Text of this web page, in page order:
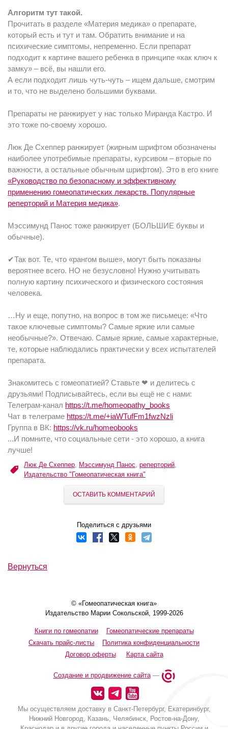
Алгоритм тут такой.
Прочитать в разделе «Материя медика» о препарате,
который есть и тут и там. Обратить внимание и на
психические симптомы, непременно. Если препарат
подходит к картине вашего ребенка в принципе «как ключ к
замку» – всё, вы нашли его.
А если подходит лишь чуть-чуть – ищем дальше, смотрим
и то, что не выделено большими буквами.
Препараты не ранжирует у нас только Миранда Кастро. И
это тоже по-своему хорошо.
Люк Де Схеппер ранжирует (жирным шрифтом обозначены
наиболее употребимые препараты, курсивом – вторые по
важности, а остальные обычным шрифтом). Это в его книге
«Руководство по безопасному и эффективному
применению гомеопатических лекарств. Популярные
реперторий и Материя медика».
Мэссимунд Панос тоже ранжирует (БОЛЬШИЕ буквы и
обычные).
✔Так вот. Те, что «рангом выше», могут быть показаны
вероятнее всего. НО не безусловно! Нужно учитывать
полную картину психического и физического состояния
человека.
…Ну и еще, попутно, на вопрос в том же письмеце: «Что
такое ключевые симптомы? Самые яркие или самые
необычные?». Отвечаю. Самые яркие, самые характерные,
те, которые наблюдались практически у всех испытателей
препарата.
Знакомитесь с гомеопатией? Ставьте ❤ и делитесь с
друзьями! Подписывайтесь, если вы ещё не с нами:
Телеграм-канал https://t.me/homeopathy_books
Чат в телеграме https://t.me/+iaWTufFm1fwzNzli
Группа в ВК: https://vk.ru/homeobooks
...И помните, что социальные сети - это хорошо, а книга
лучше!
Люк Де Схеппер, Мэссимунд Панос, реперторий,
Издательство "Гомеопатическая книга"
ОСТАВИТЬ КОММЕНТАРИЙ
Поделиться с друзьями
Вернуться
© «Гомеопатическая книга»
Издательство Марии Сокольской, 1999-2026
Книги по гомеопатии
Гомеопатические препараты
Скачать прайс-листы
Политика конфиденциальности
Договор оферты
Карта сайта
Создание и продвижение сайта—
Мы осуществляем доставку в Санкт-Петербург, Екатеринбург,
Нижний Новгород, Казань, Челябинск, Ростов-на-Дону,